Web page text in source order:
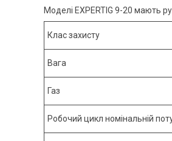
Моделі EXPERTIG 9-20 мають
Клас захисту
Вага
Газ
Робочий цикл номінальній